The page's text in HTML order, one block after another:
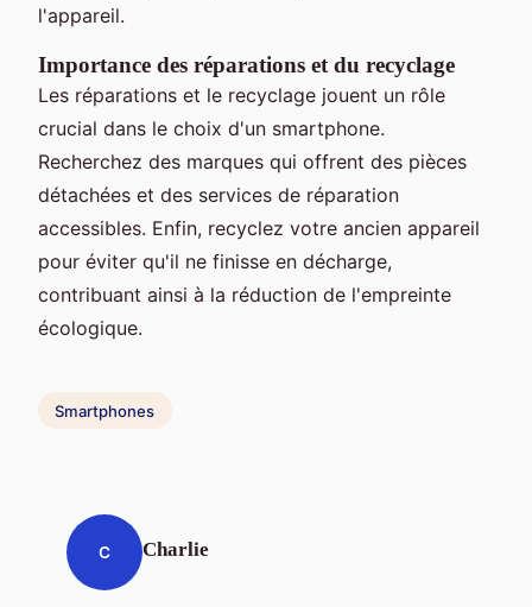
l'appareil.
Importance des réparations et du recyclage
Les réparations et le recyclage jouent un rôle
crucial dans le choix d'un smartphone.
Recherchez des marques qui offrent des pièces
détachées et des services de réparation
accessibles. Enfin, recyclez votre ancien appareil
pour éviter qu'il ne finisse en décharge,
contribuant ainsi à la réduction de l'empreinte
écologique.
Smartphones
C Charlie